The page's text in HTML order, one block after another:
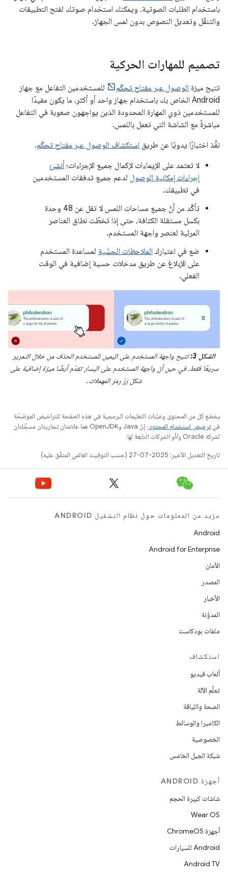
باستخدام الطلبات الصوتية. ويمكنك استخدام صوتك لفتح التطبيقات
والتنقّل وتعديل النصوص بدون لمس الجهاز.
تصميم للمهارات الحركية
تتيح ميزة الوصول عبر مفتاح تحكّم
للمستخدمين التفاعل مع جهاز
Android الخاص بك باستخدام جهاز واحد أو أكثر، ما يكون مفيدًا
للمستخدمين ذوي المهارة المحدودة الذين يواجهون صعوبة في التفاعل
مباشرةً مع الشاشة التي تعمل باللمس.
نفِّذ اختبارًا يدويًا عن طريق استكشاف الوصول عبر مفتاح تحكّم.
لا تعتمد على الإيماءات لإكمال جميع الإجراءات؛ أنشئ
إجراءات إمكانية الوصول لدعم جميع تدفقات المستخدمين
في تطبيقك.
تأكَّد من أنّ جميع مساحات اللمس لا تقل عن 48 وحدة
بكسل مستقلة الكثافة، حتى إذا تخطّت نطاق العناصر
المرئية لعنصر واجهة المستخدم.
ضع في اعتبارك الملاحظات الحسّية لمساعدة المستخدم
على الإبلاغ عن طريق مدخلات حسية إضافية في الوقت
الفعلي.
الشكل 3:
تتيح واجهة المستخدم على اليمين للمستخدم الحذف من خلال التمرير
سريعًا فقط، في حين أنّ واجهة المستخدم على اليسار تقدّم أيضًا ميزة إضافية على
شكل زرّ رمز المهملات.
يخضع كل من المحتوى وعيّنات التعليمات البرمجية في هذه الصفحة للتراخيص الموضحّة
فيترخيص استخدام المحتوى
. إنّ Java وOpenJDK هما علامتان تجاريتان مسجَّلتان
لشركة Oracle و/أو الشركات التابعة لها.
تاريخ التعديل الأخير: 2025-07-27 (حسب التوقيت العالمي المتفَّق عليه)
مزيد من المعلومات حول نظام التشغيل ANDROID
Android
Android for Enterprise
الأمان
المصدر
الأخبار
المدوّنة
ملفات بودكاست
استكشاف
ألعاب فيديو
تعلُم الآلة
الصحة واللياقة
الكاميرا والوسائط
الخصوصية
شبكة الجيل الخامس
أجهزة ANDROID
شاشات كبيرة الحجم
Wear OS
أجهزة ChromeOS
Android للسيارات
Android TV